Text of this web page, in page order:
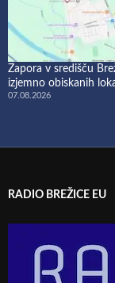
Zapora v središču
izjemno obiskanih
07.08.2026
RADIO BREŽICE EU